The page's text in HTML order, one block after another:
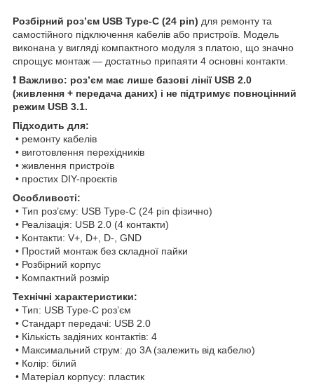
Розбірний роз’єм USB Type-C (24 pin) для ремонту та
самостійного підключення кабелів або пристроїв. Модель
виконана у вигляді компактного модуля з платою, що значно
спрощує монтаж — достатньо припаяти 4 основні контакти.
❗️ Важливо: роз’єм має лише базові лінії USB 2.0
(живлення + передача даних) і не підтримує повноцінний
режим USB 3.1.
Підходить для:
• ремонту кабелів
• виготовлення перехідників
• живлення пристроїв
• простих DIY-проєктів
Особливості:
• Тип роз’єму: USB Type-C (24 pin фізично)
• Реалізація: USB 2.0 (4 контакти)
• Контакти: V+, D+, D-, GND
• Простий монтаж без складної пайки
• Розбірний корпус
• Компактний розмір
Технічні характеристики:
• Тип: USB Type-C роз’єм
• Стандарт передачі: USB 2.0
• Кількість задіяних контактів: 4
• Максимальний струм: до 3A (залежить від кабелю)
• Колір: білий
• Матеріал корпусу: пластик